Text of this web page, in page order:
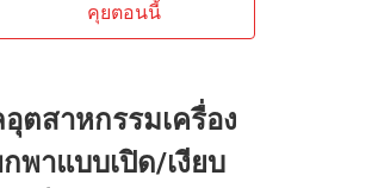
คุยตอนนี้
ตสาหกรรมเครื่อง
พาแบบเปิด/เงียบ